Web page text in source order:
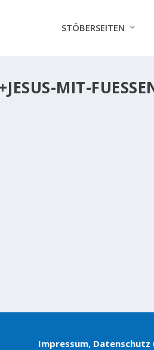
STÖBERSEITEN
MIT-
Impressum, Datenschutz